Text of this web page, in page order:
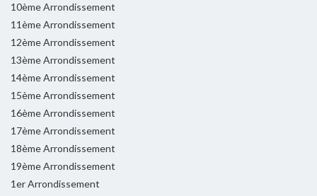
10ème Arrondissement
11ème Arrondissement
12ème Arrondissement
13ème Arrondissement
14ème Arrondissement
15ème Arrondissement
16ème Arrondissement
17ème Arrondissement
18ème Arrondissement
19ème Arrondissement
1er Arrondissement